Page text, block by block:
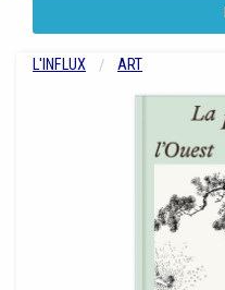
L'INFLUX ART